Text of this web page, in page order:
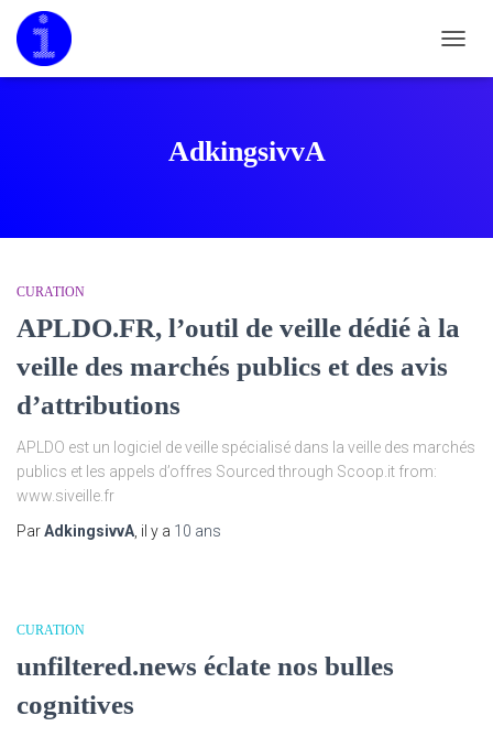
LA
AdkingsivvA
CURATION
APLDO.FR, l’outil de veille dédié à la
veille des marchés publics et des avis
d’attributions
APLDO est un logiciel de veille spécialisé dans la veille des marchés
publics et les appels d’offres Sourced through Scoop.it from:
www.siveille.fr
ParAdkingsivvA , il y a 10 ans
CURATION
unfiltered.news éclate nos bulles
cognitives